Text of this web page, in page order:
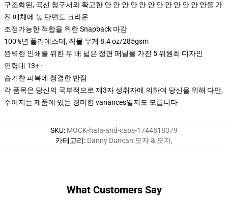
구조화된, 곡선 청구서와 확고한 안 안 안 안 안 안 안 안 안 안 안 안을 가
진 매체에 높 단면도 크라운
조정가능한 적합을 위한 Snapback 마감
100%년 폴리에스테, 직물 무게 8.4 oz/285gsm
완벽한 인쇄를 위한 두 배 넓은 정면 패널을 가진 5 위원회 디자인
연령대 13+ ·
습기찬 피복에 청결한 반점
각 품목은 당신의 국부적으로 제3자 성취자에 의하여 당신을 위해 다만,
주어지는 제품에 있는 경미한 variances일지도 모릅니다
SKU: MOCK-hats-and-caps-1744818379
카테고리: Danny Duncan 모자 & 모자,
What Customers Say